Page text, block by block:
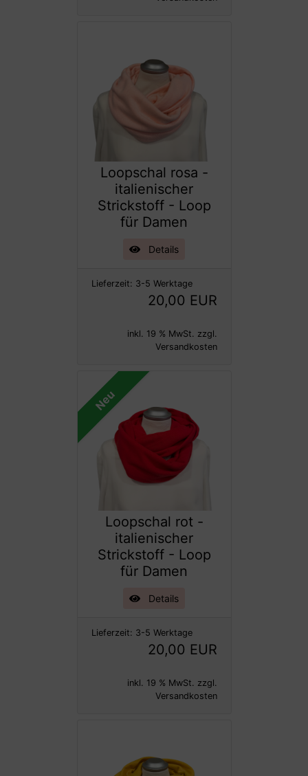
Loopschal rosa -
italienischer
Strickstoff - Loop
für Damen
Details
Lieferzeit: 3-5 Werktage
20,00 EUR
inkl. 19 % MwSt. zzgl.
Versandkosten
Neu
Loopschal rot -
italienischer
Strickstoff - Loop
für Damen
Details
Lieferzeit: 3-5 Werktage
20,00 EUR
inkl. 19 % MwSt. zzgl.
Versandkosten